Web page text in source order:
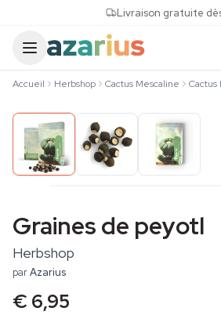
Livraison gratuite
Accueil Herbshop Cactus Mescaline Cactus
Graines de peyotl
Herbshop
parAzarius
€ 6,95